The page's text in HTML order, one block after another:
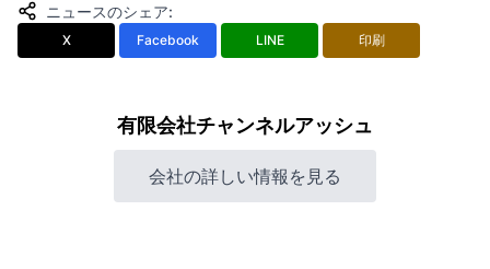
ニュースのシェア:
X Facebook LINE 印刷
有限会社チャンネルアッシュ
会社の詳しい情報を見る